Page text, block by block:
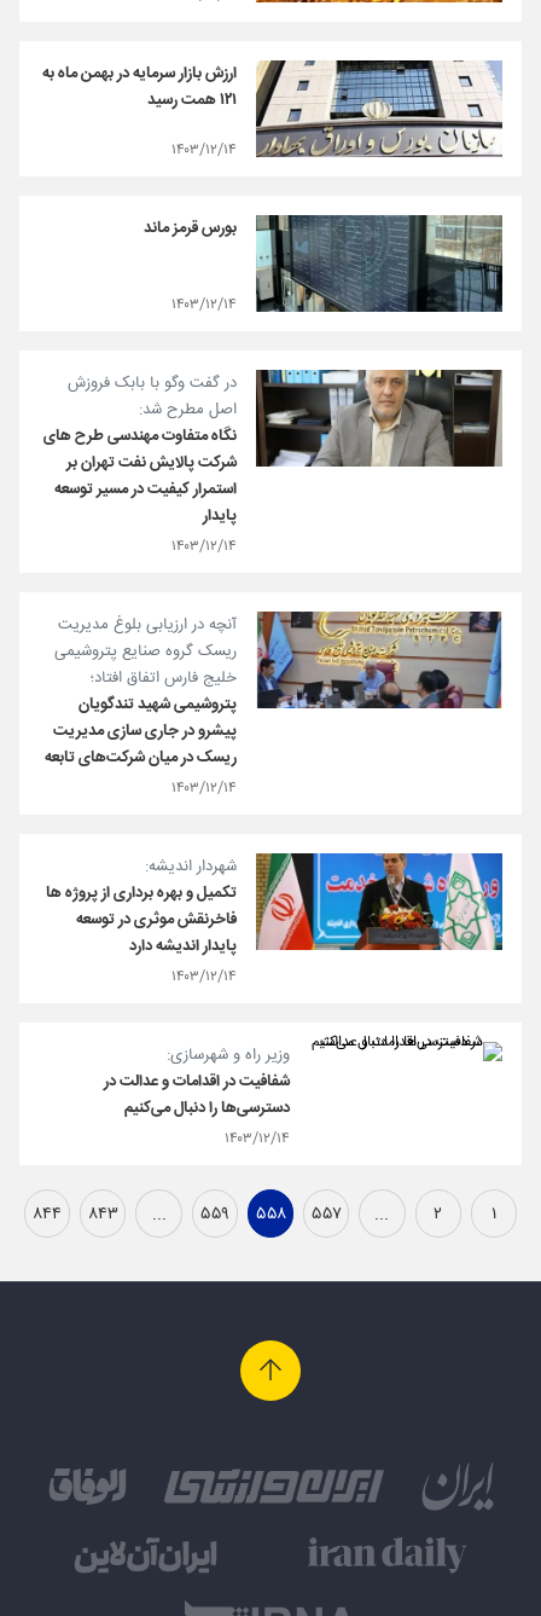
ارزش بازار سرمایه در بهمن ماه به
۱۲۱ همت رسید
۱۴۰۳/۱۲/۱۴
بورس قرمز ماند
۱۴۰۳/۱۲/۱۴
در گفت وگو با بابک فروزش
اصل مطرح شد:
نگاه متفاوت مهندسی طرح های
شرکت پالایش نفت تهران بر
استمرار کیفیت در مسیر توسعه
پایدار
۱۴۰۳/۱۲/۱۴
آنچه در ارزیابی بلوغ مدیریت
ریسک گروه صنایع پتروشیمی
خلیج فارس اتفاق افتاد؛
پتروشیمی شهید تندگویان
پیشرو در جاری سازی مدیریت
ریسک در میان شرکت‌های تابعه
۱۴۰۳/۱۲/۱۴
شهردار اندیشه:
تکمیل و بهره برداری از پروژه ها
فاخرنقش موثری در توسعه
پایدار اندیشه دارد
۱۴۰۳/۱۲/۱۴
وزیر راه و شهرسازی:
شفافیت در اقدامات و عدالت در
دسترسی‌ها را دنبال می‌کنیم
۱۴۰۳/۱۲/۱۴
۱ ۲ ... ۵۵۷ ۵۵۸ ۵۵۹ ... ۸۴۳ ۸۴۴